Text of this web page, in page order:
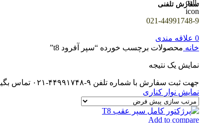
سفارش تلفنی
021-44991748-9
0 علاقه مندی
خانه محصولات برچسب خورده “سپر آفرود t8”
نمایش یک نتیجه
جهت ثبت سفارش با شماره تلفن ۹-۴۴۹۹۱۷۴۸-۰۲۱ تماس بگیرید.
نمایش نوار کناری
Add to compare